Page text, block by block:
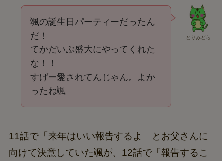
とりみどら
颯の誕生日パーティーだったん
だ！
てかだいぶ盛大にやってくれた
な！！
すげー愛されてんじゃん。よか
ったね颯
11話で「来年はいい報告するよ」とお父さんに
向けて決意していた颯が、12話で「報告するこ